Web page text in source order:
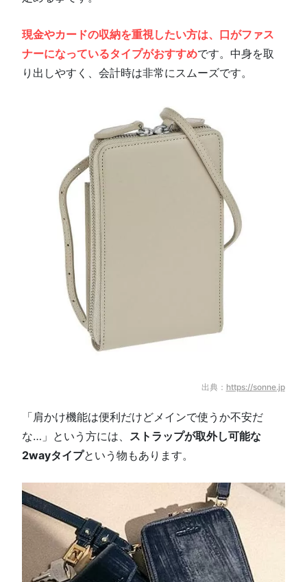
現金やカードの収納を重視したい方は、口がファス
ナーになっているタイプがおすすめです。中身を取
り出しやすく、会計時は非常にスムーズです。
出典： https://sonne.jp
「肩かけ機能は便利だけどメインで使うか不安だ
な…」という方には、 ストラップが取外し可能な
2wayタイプという物もあります。